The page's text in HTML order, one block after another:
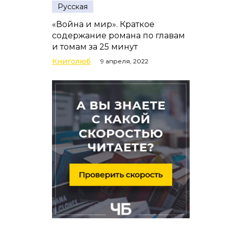
Русская
«Война и мир». Краткое
содержание романа по главам
и томам за 25 минут
Книголюб 9 апреля, 2022